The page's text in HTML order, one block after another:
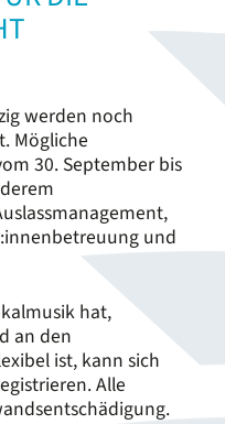
werden noch
Mögliche
30. September bis
und
hat,
an den
ist, kann sich
Alle